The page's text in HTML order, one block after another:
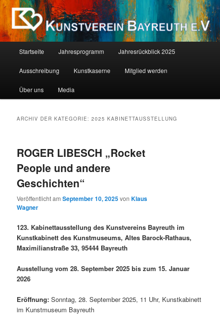
Zum
primären
Inhalt
springen
Zum
sekundären
Inhalt
springenKunstverein Bayreuth E.V.
Als Kind ist jeder ein Künstler. Die Schwierigkeit liegt darin, als Erwachsener
einer zu bleiben. (Pablo Picasso)
Startseite Jahresprogramm Jahresrückblick 2025
Ausschreibung Kunstkaserne Mitglied werden
Über uns Media
ARCHIV DER KATEGORIE:2025 KABINETTAUSSTELLUNG
ROGER LIBESCH „Rocket
People und andere
Geschichten“
Veröffentlicht amSeptember 10, 2025vonKlaus
Wagner
123. Kabinettausstellung des Kunstvereins Bayreuth im
Kunstkabinett des Kunstmuseums, Altes Barock-Rathaus,
Maximilianstraße 33, 95444 Bayreuth
Ausstellung vom 28. September 2025 bis zum 15. Januar
2026
Eröffnung: Sonntag, 28. September 2025, 11 Uhr, Kunstkabinett
im Kunstmuseum Bayreuth